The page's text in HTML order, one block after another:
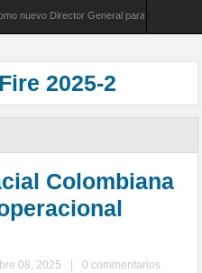
Director General para América Latina
2025-2
Colombiana
08, 2025
0 commentarios